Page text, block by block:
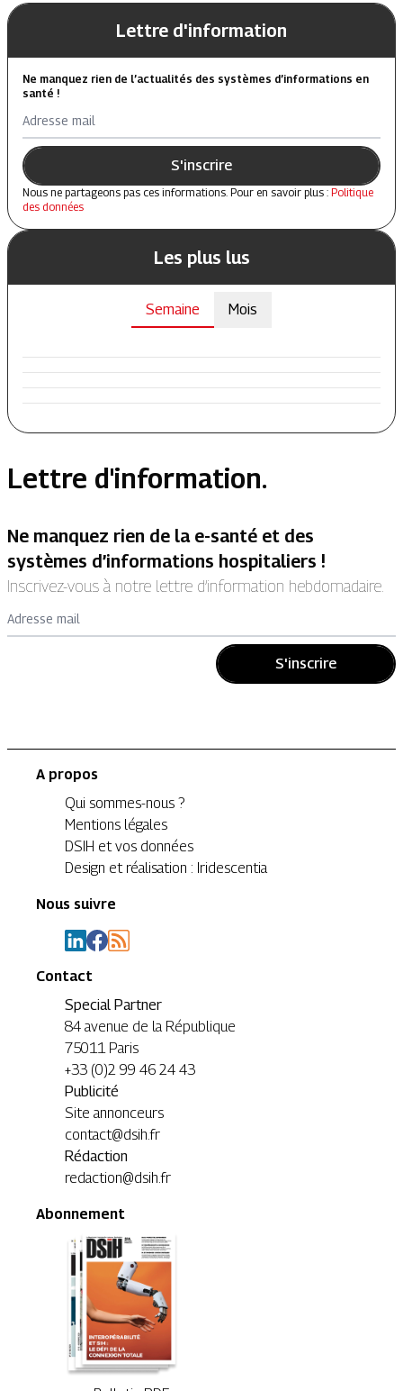
Lettre d'information
Ne manquez rien de l’actualités des systèmes d’informations en
santé !
Adresse mail
S'inscrire
Nous ne partageons pas ces informations. Pour en savoir plus : Politique
des données
Les plus lus
Semaine Mois
Lettre d'information.
Ne manquez rien de la e-santé et des
systèmes d’informations hospitaliers !
Inscrivez-vous à notre lettre d’information hebdomadaire.
Adresse mail
S'inscrire
A propos
Qui sommes-nous ?
Mentions légales
DSIH et vos données
Design et réalisation : Iridescentia
Nous suivre
Contact
Special Partner
84 avenue de la République
75011 Paris
+33 (0)2 99 46 24 43
Publicité
Site annonceurs
contact@dsih.fr
Rédaction
redaction@dsih.fr
Abonnement